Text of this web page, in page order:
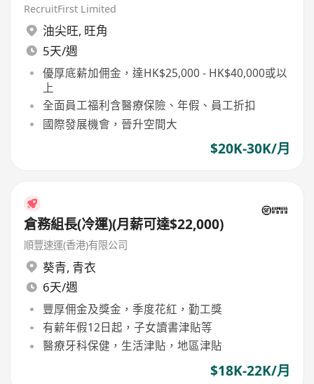
RecruitFirst Limited
油尖旺, 旺角
5天/週
優厚底薪加佣金，達HK$25,000 - HK$40,000或以
上
全面員工福利含醫療保險、年假、員工折扣
國際發展機會，晉升空間大
$20K-30K/月
倉務組長(冷運)(月薪可達$22,000)
順豐速運(香港)有限公司
葵青, 青衣
6天/週
豐厚佣金及獎金，季度花紅，勤工獎
有薪年假12日起，子女讀書津貼等
醫療牙科保健，生活津貼，地區津貼
$18K-22K/月